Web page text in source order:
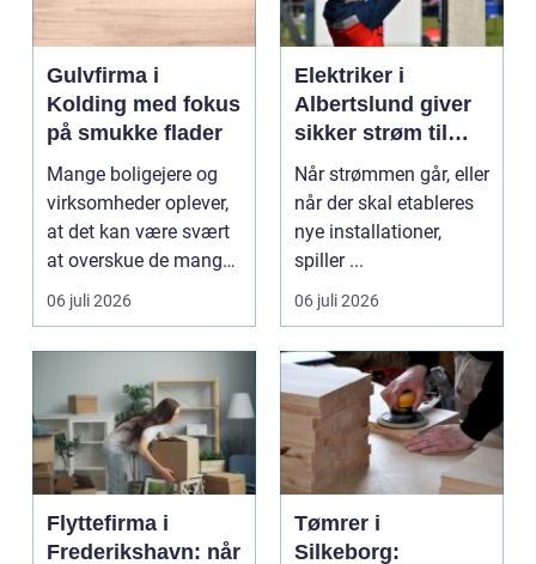
Gulvfirma i
Kolding med fokus
på smukke flader
Mange boligejere og
virksomheder oplever,
at det kan være svært
at overskue de mange
gul...
06 juli 2026
Elektriker i
Albertslund giver
sikker strøm til
danske boliger
Når strømmen går, eller
når der skal etableres
nye installationer,
spiller ...
06 juli 2026
Flyttefirma i
Frederikshavn: når
Tømrer i
Silkeborg: